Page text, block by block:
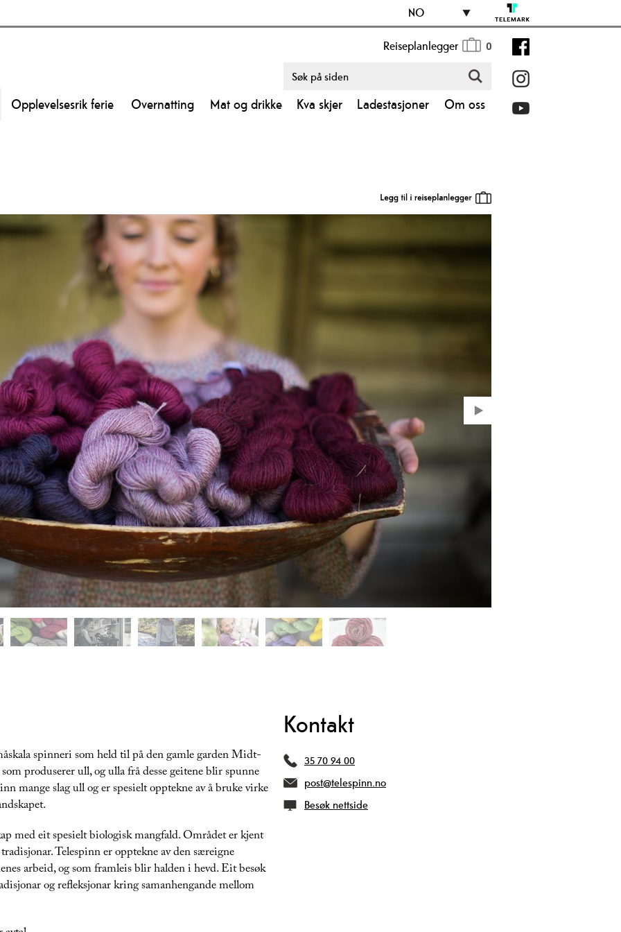
NO
Reiseplanlegger 0
Opplevelsesrik ferie Overnatting Mat og drikke Kva skjer Ladestasjoner Om oss
spinneri som held til på den gamle garden Midt-
produserer ull, og ulla frå desse geitene blir spunne
mange slag ull og er spesielt opptekne av å bruke virke
med eit spesielt biologisk mangfald. Området er kjent
Telespinn er opptekne av den særeigne
arbeid, og som framleis blir halden i hevd. Eit besøk
og refleksjonar kring samanhengande mellom
Kontakt
35 70 94 00
post@telespinn.no
Besøk nettside